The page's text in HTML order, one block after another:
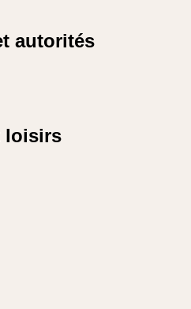
autorités
loisirs